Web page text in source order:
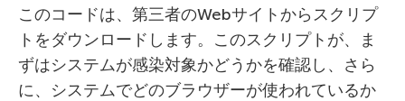
このコードは、第三者のWebサイトからスクリプ
トをダウンロードします。このスクリプトが、ま
ずはシステムが感染対象かどうかを確認し、さら
に、システムでどのブラウザーが使われているか